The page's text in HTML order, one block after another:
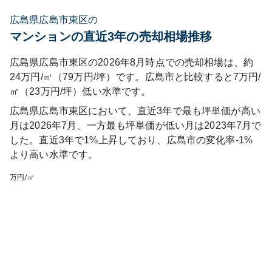
広島県広島市東区の
マンションの直近3年の売却相場推移
広島県広島市東区の2026年8月時点での売却相場は、約
24万円/㎡（79万円/坪）です。広島市と比較すると7万円/
㎡（23万円/坪）低い水準です。
広島県広島市東区において、直近3年で最も坪単価が高い
月は2026年7月 、一方最も坪単価が低い月は2023年7月 で
した。直近3年で1%上昇しており 広島市の変化率-1%
より高い水準です。
万円/㎡